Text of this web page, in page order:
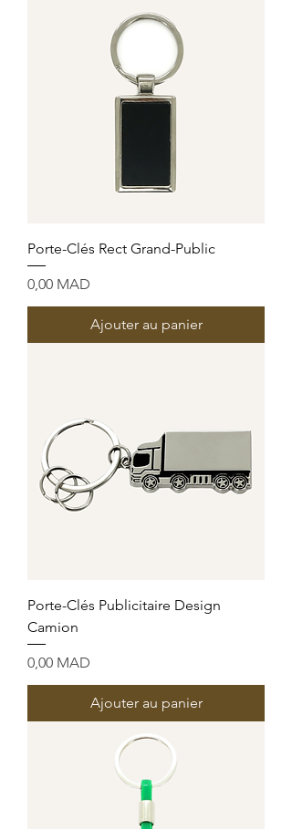
Porte-Clés Rect Grand-Public
Prix
0,00 MAD
Ajouter au panier
Porte-Clés Publicitaire Design
Camion
Prix
0,00 MAD
Ajouter au panier